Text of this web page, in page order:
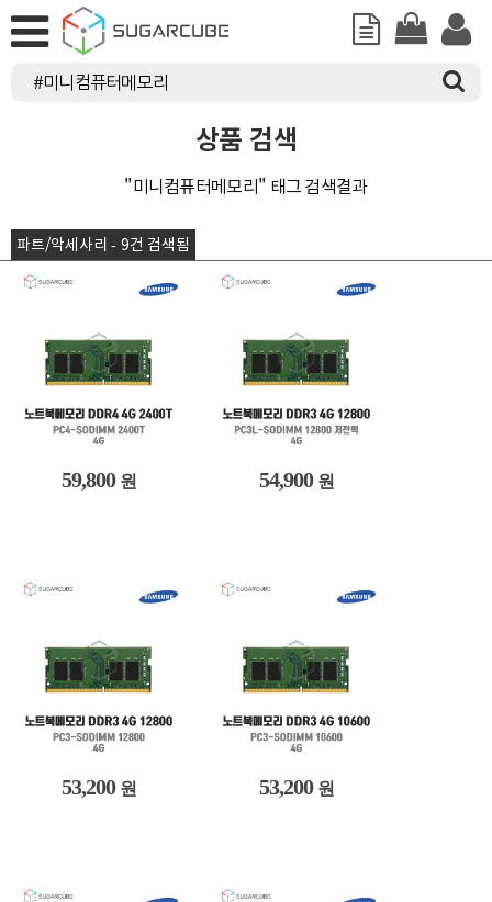
상품 검색
"미니컴퓨터메모리" 태그 검색결과
파트/악세사리 - 9건 검색됨
59,800 원 54,900 원
53,200 원 53,200 원